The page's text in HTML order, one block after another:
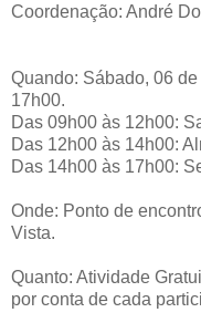
Coordenação: André
Quando: Sábado, 06
17h00.
Das 09h00 às 12h00:
Das 12h00 às 14h00:
Das 14h00 às 17h00:
Onde: Ponto de
Vista.
Quanto: Atividade
por conta de cada